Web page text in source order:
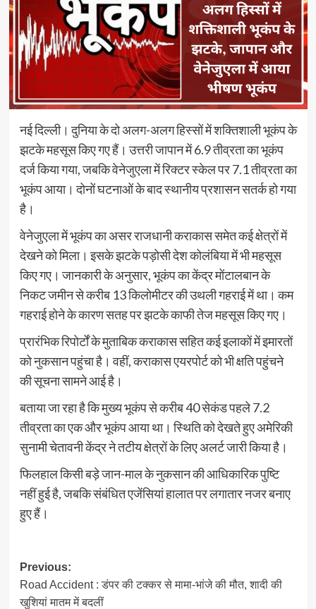
नई दिल्ली। दुनिया के दो अलग-अलग हिस्सों में शक्तिशाली भूकंप के
झटके महसूस किए गए हैं। उत्तरी जापान में 6.9 तीव्रता का भूकंप
दर्ज किया गया, जबकि वेनेजुएला में रिक्टर स्केल पर 7.1 तीव्रता का
भूकंप आया। दोनों घटनाओं के बाद स्थानीय प्रशासन सतर्क हो गया
है।
वेनेजुएला में भूकंप का असर राजधानी कराकास समेत कई क्षेत्रों में
देखने को मिला। इसके झटके पड़ोसी देश कोलंबिया में भी महसूस
किए गए। जानकारी के अनुसार, भूकंप का केंद्र मोंटालबान के
निकट जमीन से करीब 13 किलोमीटर की उथली गहराई में था। कम
गहराई होने के कारण सतह पर झटके काफी तेज महसूस किए गए।
प्रारंभिक रिपोर्टों के मुताबिक कराकास सहित कई इलाकों में इमारतों
को नुकसान पहुंचा है। वहीं, कराकास एयरपोर्ट को भी क्षति पहुंचने
की सूचना सामने आई है।
बताया जा रहा है कि मुख्य भूकंप से करीब 40 सेकंड पहले 7.2
तीव्रता का एक और भूकंप आया था। स्थिति को देखते हुए अमेरिकी
सुनामी चेतावनी केंद्र ने तटीय क्षेत्रों के लिए अलर्ट जारी किया है।
फिलहाल किसी बड़े जान-माल के नुकसान की आधिकारिक पुष्टि
नहीं हुई है, जबकि संबंधित एजेंसियां हालात पर लगातार नजर बनाए
हुए हैं।
Post
navigation
Previous:
Road Accident : डंपर की टक्कर से मामा-भांजे की मौत, शादी की
खुशियां मातम में बदलीं